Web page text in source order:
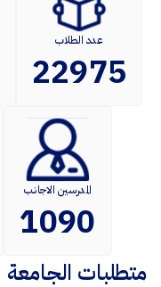
عدد الطلاب
22975
المدرسين الاجانب
1090
متطلبات الجامعة